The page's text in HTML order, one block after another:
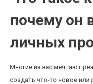
почему он
личных
Многие из нас мечтают
создать что-то новое или